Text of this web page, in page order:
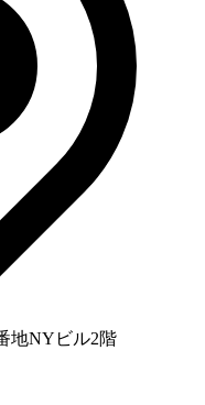
地NYビル2階